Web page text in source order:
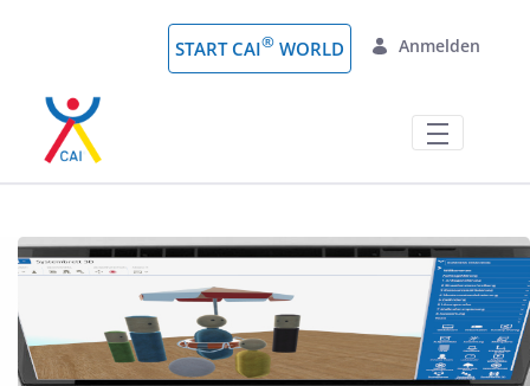
Zum Hauptinhalt springen
START CAI® WORLD Anmelden
CAI® World Tools - Über 75 digitale